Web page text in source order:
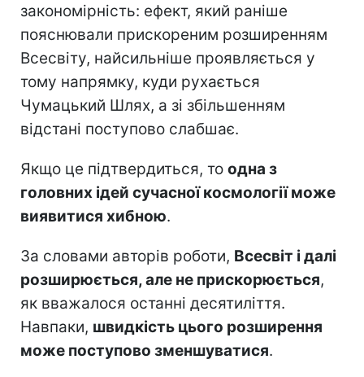
закономірність: ефект, який раніше
пояснювали прискореним розширенням
Всесвіту, найсильніше проявляється у
тому напрямку, куди рухається
Чумацький Шлях, а зі збільшенням
відстані поступово слабшає.
Якщо це підтвердиться, то одна з
головних ідей сучасної космології може
виявитися хибною.
За словами авторів роботи, Всесвіт і далі
розширюється, але не прискорюється,
як вважалося останні десятиліття.
Навпаки, швидкість цього розширення
може поступово зменшуватися.